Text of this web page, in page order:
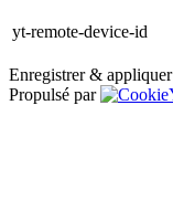
yt-remote-device-id
Enregistrer & appliquer
Propulsé par